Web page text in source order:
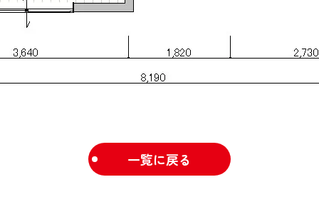
一覧に戻る